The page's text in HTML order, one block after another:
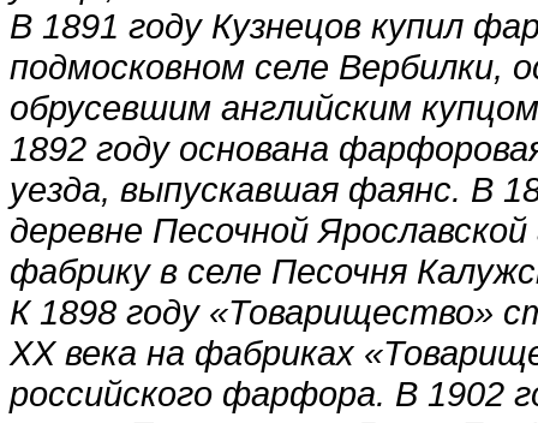
В 1891 году Кузнецов купил
подмосковном селе Вербилки,
обрусевшим английским
1892 году основана
уезда, выпускавшая фаянс. В
деревне Песочной
фабрику в селе Песочня
К 1898 году «Товарищество»
XX века на фабриках
российского фарфора. В 1902